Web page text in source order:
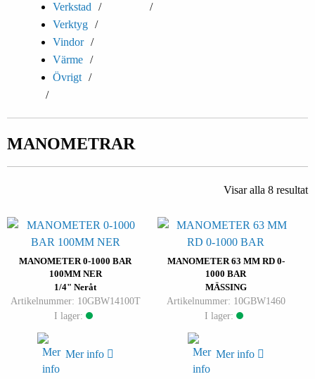
Verkstad
Verktyg
Vindor
Värme
Övrigt
MANOMETRAR
Visar alla 8 resultat
MANOMETER 0-1000 BAR
100MM NER
1/4" Neråt
Artikelnummer: 10GBW14100T
I lager:
Mer info
MANOMETER 63 MM RD 0-
1000 BAR
MÄSSING
Artikelnummer: 10GBW1460
I lager:
Mer info